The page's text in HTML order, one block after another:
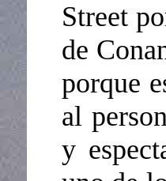
Street
de
porque
al
y